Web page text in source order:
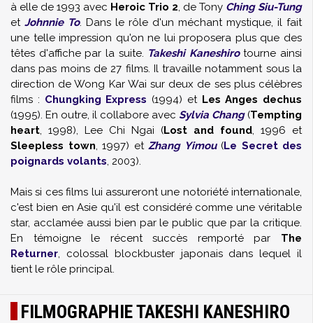
à elle de 1993 avec Heroic Trio 2, de Tony Ching Siu-Tung
et Johnnie To. Dans le rôle d'un méchant mystique, il fait
une telle impression qu'on ne lui proposera plus que des
têtes d'affiche par la suite. Takeshi Kaneshirotourne ainsi
dans pas moins de 27 films. Il travaille notamment sous la
direction de Wong Kar Wai sur deux de ses plus célèbres
films : Chungking Express (1994) et Les Anges dechus
(1995). En outre, il collabore avec Sylvia Chang(Tempting
heart, 1998), Lee Chi Ngai (Lost and found, 1996 et
Sleepless town, 1997) et Zhang Yimou(Le Secret des
poignards volants, 2003).
Mais si ces films lui assureront une notoriété internationale,
c'est bien en Asie qu'il est considéré comme une véritable
star, acclamée aussi bien par le public que par la critique.
En témoigne le récent succès remporté par The
Returner, colossal blockbuster japonais dans lequel il
tient le rôle principal.
FILMOGRAPHIE TAKESHI KANESHIRO